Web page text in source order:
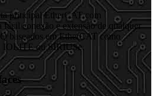
principal EtherCAT com
fácil conexão e extensão de qualquer
baseados em EtherCAT como
ou SIRIUSe.